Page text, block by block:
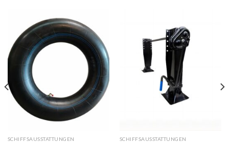
SCHIFFSAUSSTATTUNGEN SCHIFFSAUSSTATTUNGEN